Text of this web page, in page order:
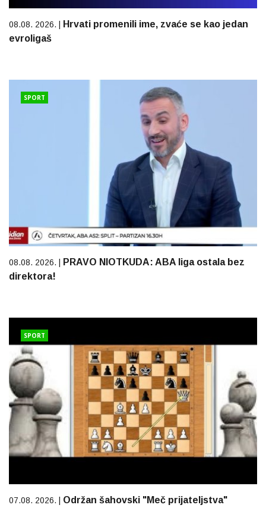
08.08. 2026. |
Hrvati promenili ime, zvaće se kao jedan
evroligaš
SPORT
08.08. 2026. |
PRAVO NIOTKUDA: ABA liga ostala bez
direktora!
SPORT
07.08. 2026. | Održan šahovski "Meč prijateljstva"